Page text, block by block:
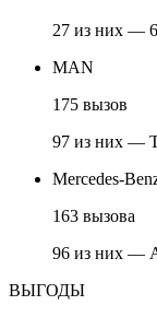
27 из них —
MAN
175 вызов
97 из них —
Mercedes-
163 вызова
96 из них —
ВЫГОДЫ